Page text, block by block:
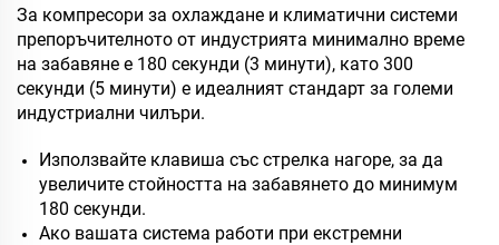
За компресори за охлаждане и климатични системи
препоръчителното от индустрията минимално време
на забавяне е 180 секунди (3 минути), като 300
секунди (5 минути) е идеалният стандарт за големи
индустриални чилъри.
Използвайте клавиша със стрелка нагоре, за да
увеличите стойността на забавянето до минимум
180 секунди.
Ако вашата система работи при екстремни